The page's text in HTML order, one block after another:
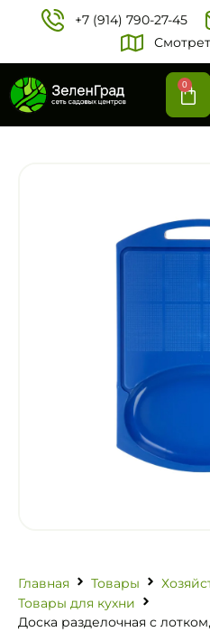
+7 (914) 790-27-45‬
0
Главная Товары
Товары для кухни
Доска разделочная с